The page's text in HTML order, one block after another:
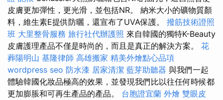
皮膚更加彈性，更光滑，並包括NR。 納米大小的礦物質顏
料，維生素E提供防曬，還宣布了UVA保護。 撥筋技術證照
班 大里整骨服務 旅行社代辦護照 來自韓國的獨特K-Beauty
皮膚護理產品不僅是時尚的，而且是真正的解決方案。 花
葬陽明山 基隆律師 高雄搬家 精美外燴點心品項
wordpress seo 防水漆 居家清潔 藍芽助聽器 與我們一起
體驗韓國化妝品極高的效果，並發現我們比以往任何時候都
更加膨脹和可再生產品的產品。 台胞證宜蘭 外燴 雙眼皮